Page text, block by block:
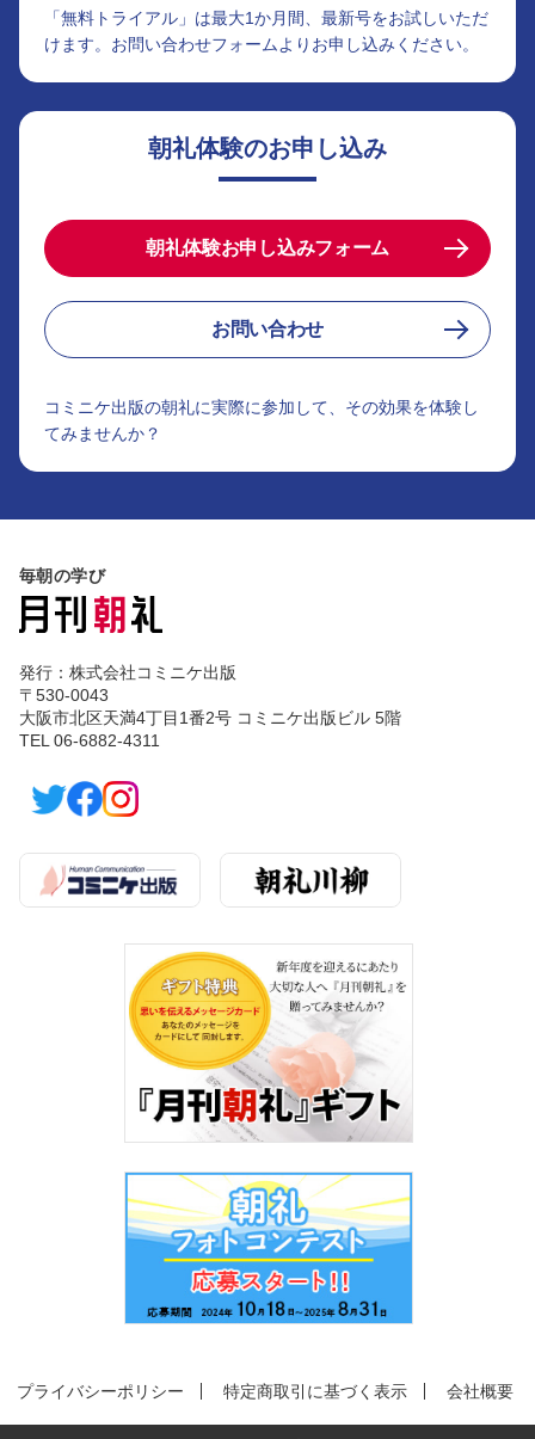
「無料トライアル」は最大1か月間、最新号をお試しいただ
けます。お問い合わせフォームよりお申し込みください。
朝礼体験のお申し込み
朝礼体験お申し込みフォーム
お問い合わせ
コミニケ出版の朝礼に実際に参加して、その効果を体験し
てみませんか？
毎朝の学び
発行：株式会社コミニケ出版
〒530-0043
大阪市北区天満4丁目1番2号 コミニケ出版ビル 5階
TEL 06-6882-4311
プライバシーポリシー 特定商取引に基づく表示 会社概要